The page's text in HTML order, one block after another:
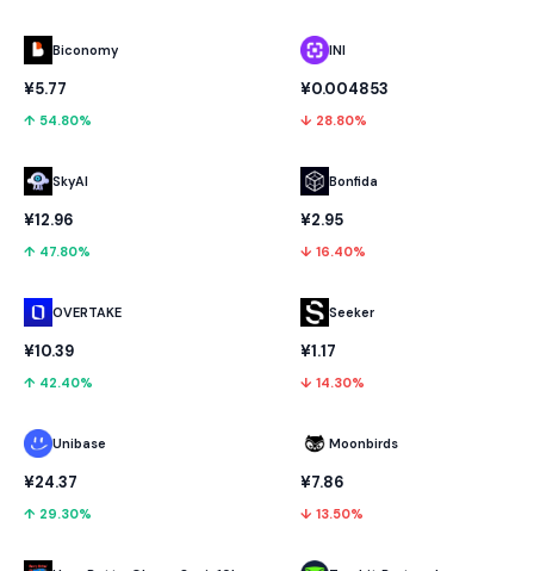
Biconomy
¥5.77
↑ 54.80%
SkyAI
¥12.96
↑ 47.80%
OVERTAKE
¥10.39
↑ 42.40%
Unibase
¥24.37
↑ 29.30%
INI
¥0.004853
↓ 28.80%
Bonfida
¥2.95
↓ 16.40%
Seeker
¥1.17
↓ 14.30%
Moonbirds
¥7.86
↓ 13.50%